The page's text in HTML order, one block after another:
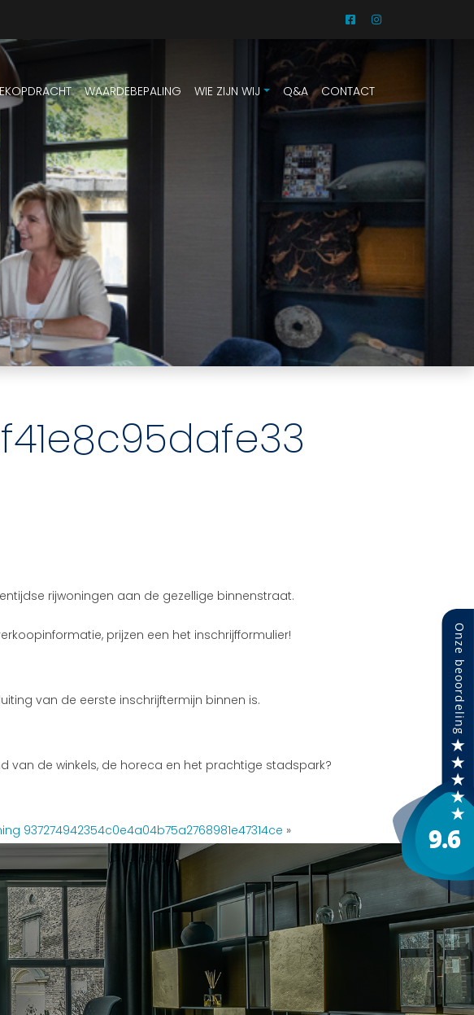
WAARDEBEPALING WIE ZIJN WIJ Q&A CONTACT
rijwoningen aan de gezellige binnenstraat.
prijzen een het inschrijfformulier!
van de eerste inschrijftermijn binnen is.
van de winkels, de horeca en het prachtige stadspark?
937274942354c0e4a04b75a2768981e47314ce »